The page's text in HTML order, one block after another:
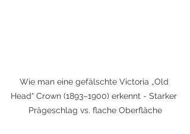
Wie man eine gefälschte Victoria „Old
Head“ Crown (1893–1900) erkennt - Starker
Prägeschlag vs. flache Oberfläche